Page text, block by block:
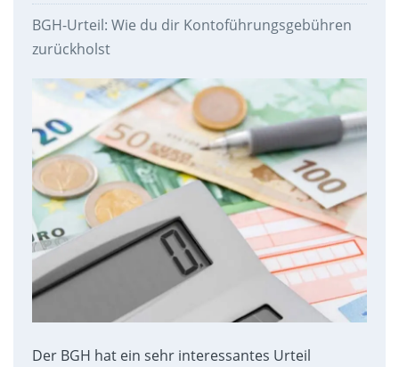
BGH-Urteil: Wie du dir Kontoführungsgebühren
zurückholst
Der BGH hat ein sehr interessantes Urteil